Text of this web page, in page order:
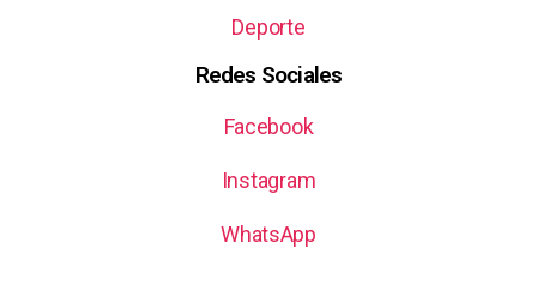
Deporte
Redes Sociales
Facebook
Instagram
WhatsApp